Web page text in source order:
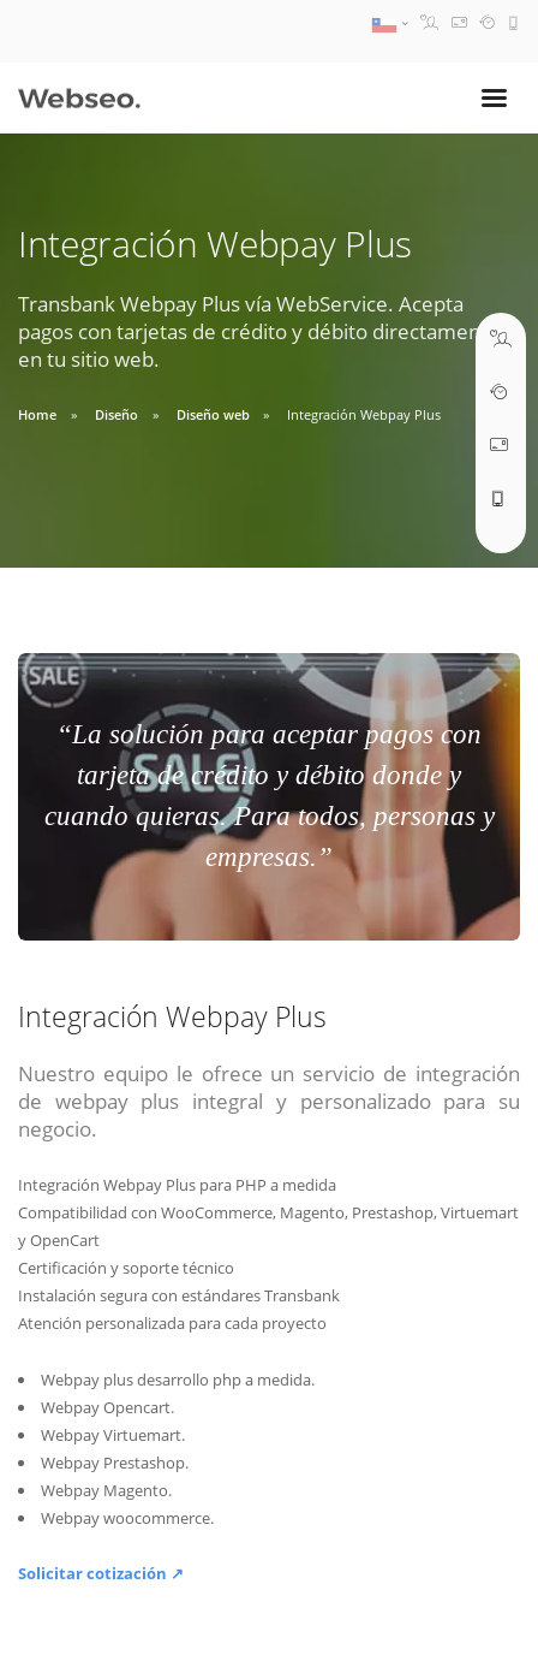
Integración Webpay Plus
Transbank Webpay Plus vía WebService. Acepta
pagos con tarjetas de crédito y débito directamente
en tu sitio web.
Home Diseño Diseño web Integración Webpay Plus
“La solución para aceptar pagos con
tarjeta de crédito y débito donde y
cuando quieras. Para todos, personas y
empresas.”
Integración Webpay Plus
Nuestro equipo le ofrece un servicio de integración
de webpay plus integral y personalizado para su
negocio.
Integración Webpay Plus para PHP a medida
Compatibilidad con WooCommerce, Magento, Prestashop, Virtuemart
y OpenCart
Certificación y soporte técnico
Instalación segura con estándares Transbank
Atención personalizada para cada proyecto
Webpay plus desarrollo php a medida.
Webpay Opencart.
Webpay Virtuemart.
Webpay Prestashop.
Webpay Magento.
Webpay woocommerce.
Solicitar cotización ↗
09:30 AM A 18:30 PM
soporte@webseo.cl
ABRIR TICKET